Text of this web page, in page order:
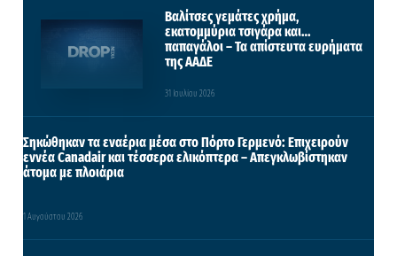
Βαλίτσες γεμάτες χρήμα,
εκατομμύρια τσιγάρα και…
παπαγάλοι – Τα απίστευτα ευρήματα
της ΑΑΔΕ
31 Ιουλίου 2026
Σηκώθηκαν τα εναέρια μέσα στο Πόρτο Γερμενό: Επιχειρούν
εννέα Canadair και τέσσερα ελικόπτερα – Απεγκλωβίστηκαν
άτομα με πλοιάρια
1 Αυγούστου 2026